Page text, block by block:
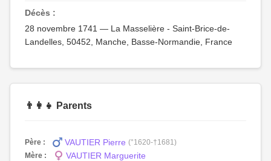
Décès :
28 novembre 1741 — La Masselière - Saint-Brice-de-
Landelles, 50452, Manche, Basse-Normandie, France
👨‍👩‍👧 Parents
Père : VAUTIER Pierre (°1620-†1681)
Mère :
VAUTIER Marguerite